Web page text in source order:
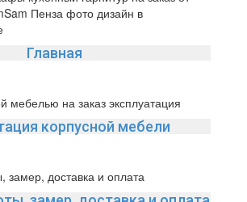
Главная
корпусной мебели